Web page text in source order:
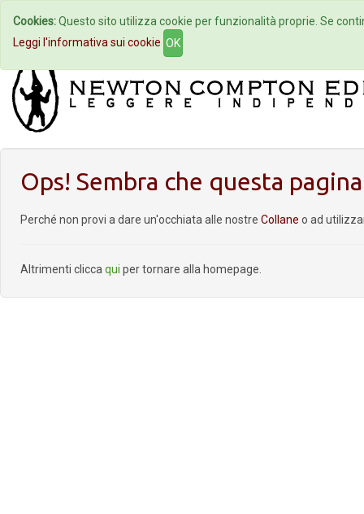
Home Autori Eventi
Ops! Sembra che questa
Perché non provi a dare un'occhiata alle nostre Collane o ad
Altrimenti clicca qui per tornare alla homepage.
Cookies:Questo sito utilizza cookie per funzionalità proprie. Se
Leggi l'informativa sui cookie OK